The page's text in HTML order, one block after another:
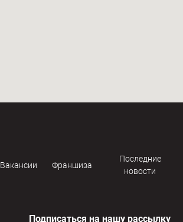
Вакансии Франшиза
Последние
новости
Подписаться на нашу рассылку